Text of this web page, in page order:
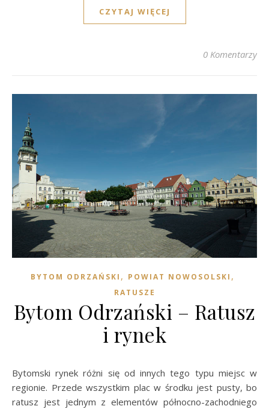
CZYTAJ WIĘCEJ
0 Komentarzy
BYTOM ODRZAŃSKI , POWIAT NOWOSOLSKI ,
RATUSZE
Bytom Odrzański – Ratusz
i rynek
Bytomski rynek różni się od innych tego typu miejsc w
regionie. Przede wszystkim plac w środku jest pusty, bo
ratusz jest jednym z elementów północno-zachodniego